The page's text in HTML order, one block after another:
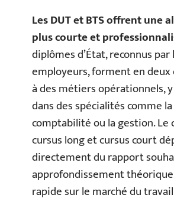
Les DUT et BTS offrent une
plus courte et
diplômes d’État, reconnus par
employeurs, forment en deux
à des métiers opérationnels,
dans des spécialités comme la
comptabilité ou la gestion. Le
cursus long et cursus court
directement du rapport
approfondissement
rapide sur le marché du